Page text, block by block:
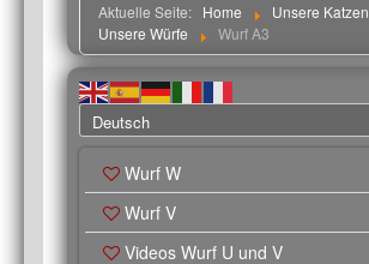
Aktuelle Seite: Home
Unsere Katzen
Unsere Würfe
Wurf A3
Wurf W
Wurf V
Videos Wurf U und V